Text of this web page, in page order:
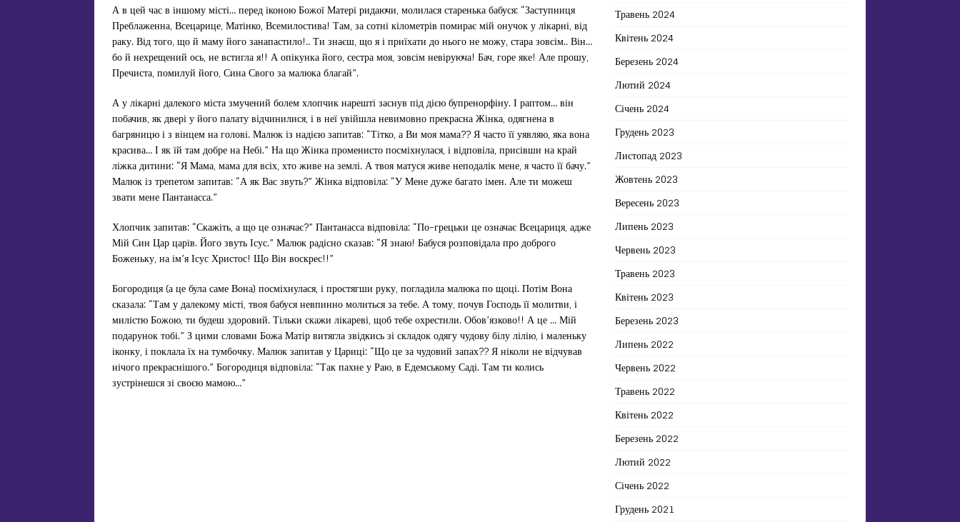
А в цей час в іншому місті… перед іконою Божої Матері ридаючи, молилася старенька бабуся: “Заступниця
Преблаженна, Всецарице, Матінко, Всемилостива! Там, за сотні кілометрів помирає мій онучок у лікарні, від
раку. Від того, що й маму його занапастило!.. Ти знаєш, що я і приїхати до нього не можу, стара зовсім.. Він…
бо й нехрещений ось, не встигла я!! А опікунка його, сестра моя, зовсім невіруюча! Бач, горе яке! Але прошу,
Пречиста, помилуй його, Сина Свого за малюка благай”.
А у лікарні далекого міста змучений болем хлопчик нарешті заснув під дією бупренорфіну. І раптом… він
побачив, як двері у його палату відчинилися, і в неї увійшла невимовно прекрасна Жінка, одягнена в
багряницю і з вінцем на голові. Малюк із надією запитав: “Тітко, а Ви моя мама?? Я часто її уявляю, яка вона
красива… І як їй там добре на Небі.” На що Жінка променисто посміхнулася, і відповіла, присівши на край
ліжка дитини: “Я Мама, мама для всіх, хто живе на землі. А твоя матуся живе неподалік мене, я часто її бачу.”
Малюк із трепетом запитав: “А як Вас звуть?” Жінка відповіла: “У Мене дуже багато імен. Але ти можеш
звати мене Пантанасса.”
Хлопчик запитав: “Скажіть, а що це означає?” Пантанасса відповіла: “По-грецьки це означає Всецариця, адже
Мій Син Цар царів. Його звуть Ісус.” Малюк радісно сказав: “Я знаю! Бабуся розповідала про доброго
Боженьку, на ім’я Ісус Христос! Що Він воскрес!!”
Богородиця (а це була саме Вона) посміхнулася, і простягши руку, погладила малюка по щоці. Потім Вона
сказала: “Там у далекому місті, твоя бабуся невпинно молиться за тебе. А тому, почув Господь її молитви, і
милістю Божою, ти будеш здоровий. Тільки скажи лікареві, щоб тебе охрестили. Обов’язково!! А це … Мій
подарунок тобі.” З цими словами Божа Матір витягла звідкись зі складок одягу чудову білу лілію, і маленьку
іконку, і поклала їх на тумбочку. Малюк запитав у Цариці: “Що це за чудовий запах?? Я ніколи не відчував
нічого прекраснішого.” Богородиця відповіла: “Так пахне у Раю, в Едемському Саді. Там ти колись
зустрінешся зі своєю мамою…”
Травень 2024
Квітень 2024
Березень 2024
Лютий 2024
Січень 2024
Грудень 2023
Листопад 2023
Жовтень 2023
Вересень 2023
Липень 2023
Червень 2023
Травень 2023
Квітень 2023
Березень 2023
Липень 2022
Червень 2022
Травень 2022
Квітень 2022
Березень 2022
Лютий 2022
Січень 2022
Грудень 2021